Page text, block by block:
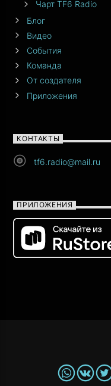
Чарт TF6 Radio
Блог
Видео
События
Команда
От создателя
Приложения
КОНТАКТЫ
tf6.radio@mail.ru
ПРИЛОЖЕНИЯ